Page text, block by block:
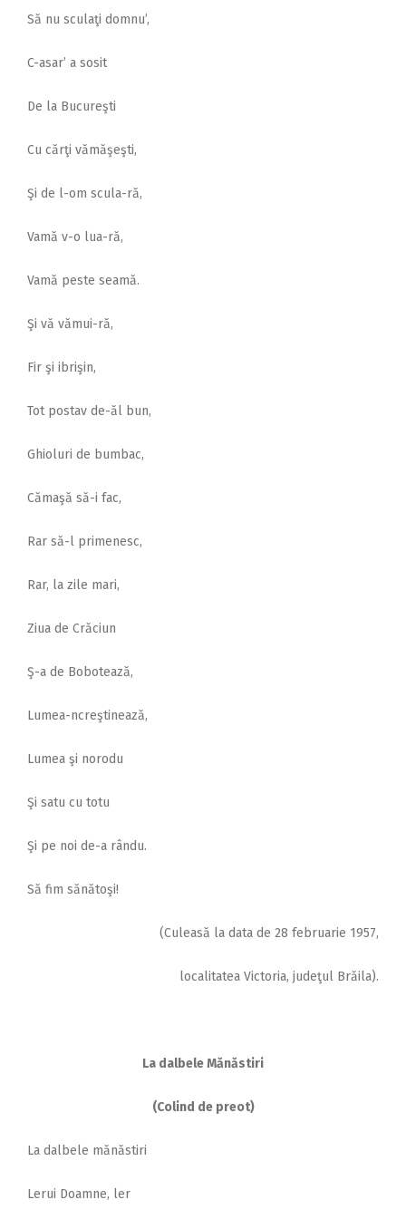
Să nu sculaţi domnu’,
C-asar’ a sosit
De la Bucureşti
Cu cărţi vămăşeşti,
Şi de l-om scula-ră,
Vamă v-o lua-ră,
Vamă peste seamă.
Şi vă vămui-ră,
Fir şi ibrişin,
Tot postav de-ăl bun,
Ghioluri de bumbac,
Cămaşă să-i fac,
Rar să-l primenesc,
Rar, la zile mari,
Ziua de Crăciun
Ş-a de Bobotează,
Lumea-ncreştinează,
Lumea şi norodu
Şi satu cu totu
Şi pe noi de-a rându.
Să fim sănătoşi!
(Culeasă la data de 28 februarie 1957,
localitatea Victoria, judeţul Brăila).
La dalbele Mănăstiri
(Colind de preot)
La dalbele mănăstiri
Lerui Doamne, ler